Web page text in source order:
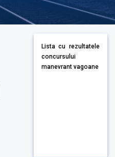
Lista cu rezultatele
concursului
manevrant vagoane